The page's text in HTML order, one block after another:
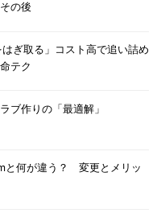
の後
はぎ取る」コスト高で追い詰め
テク
ブ作りの「最適解」
と何が違う？ 変更とメリッ